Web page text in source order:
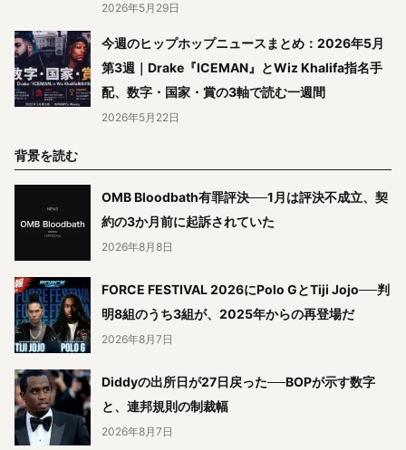
2026年5月29日
今週のヒップホップニュースまとめ：2026年5月
第3週｜Drake『ICEMAN』とWiz Khalifa指名手
配、数字・国家・賞の3軸で読む一週間
2026年5月22日
背景を読む
OMB Bloodbath有罪評決──1月は評決不成立、契
約の3か月前に起訴されていた
2026年8月8日
FORCE FESTIVAL 2026にPolo GとTiji Jojo──判
明8組のうち3組が、2025年からの再登場だ
2026年8月7日
Diddyの出所日が27日戻った──BOPが示す数字
と、連邦規則の制裁幅
2026年8月7日